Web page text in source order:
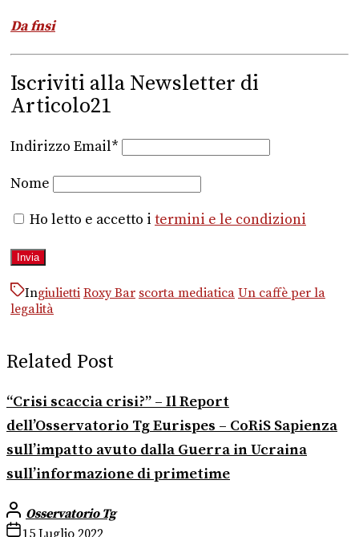
Da fnsi
Iscriviti alla Newsletter di
Articolo21
Indirizzo Email*
Nome
Ho letto e accetto i termini e le condizioni
Ingiulietti Roxy Bar scorta mediatica Un caffè per la
legalità
Related Post
“Crisi scaccia crisi?” – Il Report
dell’Osservatorio Tg Eurispes – CoRiS Sapienza
sull’impatto avuto dalla Guerra in Ucraina
sull’informazione di primetime
Osservatorio Tg